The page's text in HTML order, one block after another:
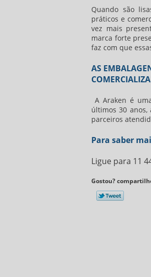
Quando são
práticos e
vez mais
marca forte
faz com que
AS
A Araken é
últimos 30
parceiros
Para saber
Ligue para 11
Gostou?